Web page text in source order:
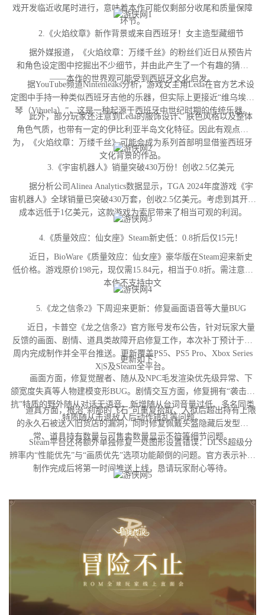
戏开发临近收尾时进行，意味着本作可能仅剩部分收尾和质量保障
环节。
2.《火焰纹章》新作背景或来自西班牙！女主造型藏细节
据外媒报道，《火焰纹章：万缕千丝》的粉丝们近日从预告片
和角色设定图中挖掘出不少细节，并由此产生了一个有趣的猜测
——本作的世界观可能受到西班牙文化启发。
据YouTube频道Nintenleaks分析，游戏女主角Leda在官方艺术设
定图中手持一种类似西班牙吉他的乐器，但实际上更接近“维乌埃拉
琴（Vihuela）”，这是一种起源于西班牙中世纪时期的传统乐器。
此外，部分玩家还注意到Leda的服饰设计、肤色风格以及整体
角色气质，也带有一定的伊比利亚半岛文化特征。因此有观点认
为，《火焰纹章：万缕千丝》可能会成为系列首部明显借鉴西班牙
文化背景的作品。
3.《宇宙机器人》销量突破430万份！创收2.5亿美元
据分析公司Alinea Analytics数据显示，TGA 2024年度游戏《宇
宙机器人》全球销量已突破430万套，创收2.5亿美元。考虑到其开发
成本远低于1亿美元，这款游戏为索尼带来了相当可观的利润。
4.《质量效应：仙女座》Steam新史低：0.8折后仅15元！
近日，BioWare《质量效应：仙女座》豪华版在Steam迎来新史
低价格。游戏原价198元，现仅需15.84元，相当于0.8折。需注意，
本作不支持中文
5.《龙之信条2》下周迎来更新：修复画面语音等大量BUG
近日，卡普空《龙之信条2》官方账号发布公告，针对玩家大量
反馈的画面、剧情、道具类故障开启修复工作，本次补丁预计于下
周内完成制作并全平台推送。更新覆盖PS5、PS5 Pro、Xbox Series
X|S及Steam全平台。
更新如下：
画面方面，修复觉醒者、随从及NPC毛发渲染优先级异常、下
颌宽度失真等人物建模变形BUG。剧情交互方面，修复拥有“袭击对
抗”特质的野外随从对话无语音、新增随从台词音量过低、多名同类
特质随从击退敌人后动作错乱等问题。
道具方面，根治“刹那的飞石”可重复拾取、入狱后超出持有上限
的永久石被送入旧货店的漏洞，同时修复佩戴头盔隐藏后发型异
常、道具持有数量与可售卖数量显示不符等细节问题。
Steam平台还将额外单独修复一处图形设置错误：DLSS超级分
辨率内“性能优先”与“画质优先”选项功能颠倒的问题。官方表示补丁
制作完成后将第一时间推送上线，恳请玩家耐心等待。